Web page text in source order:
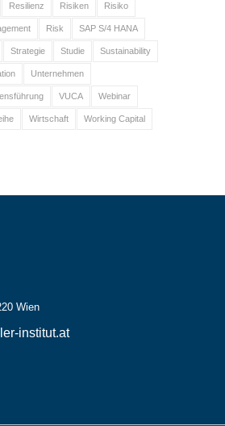
Resilienz Risiken Risiko
Risk SAP S/4 HANA
Strategie Studie Sustainability
Unternehmen
VUCA Webinar
Wirtschaft Working Capital
Wien
institut.at